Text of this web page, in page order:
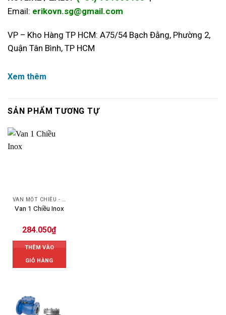
Email: erikovn.sg@gmail.com
VP – Kho Hàng TP HCM: A75/54 Bạch Đằng, Phường 2,
Quận Tân Bình, TP HCM
Xem thêm
SẢN PHẨM TƯƠNG TỰ
Van 1 Chiều Inox
284.050₫
THÊM VÀO
GIỎ HÀNG